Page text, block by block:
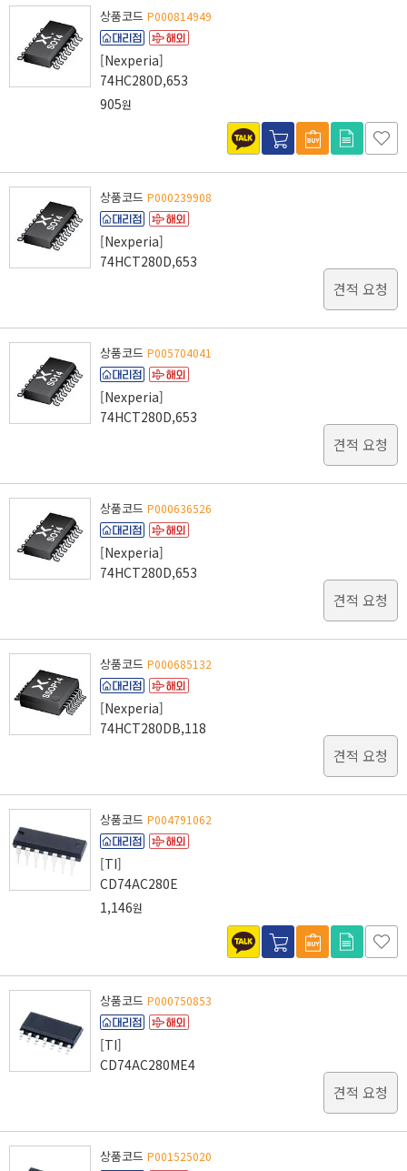
상품코드 P000814949
[Nexperia]
74HC280D,653
905원
상품코드 P000239908
[Nexperia]
74HCT280D,653
견적 요청
상품코드 P005704041
[Nexperia]
74HCT280D,653
견적 요청
상품코드 P000636526
[Nexperia]
74HCT280D,653
견적 요청
상품코드 P000685132
[Nexperia]
74HCT280DB,118
견적 요청
상품코드 P004791062
[TI]
CD74AC280E
1,146원
상품코드 P000750853
[TI]
CD74AC280ME4
견적 요청
상품코드 P001525020